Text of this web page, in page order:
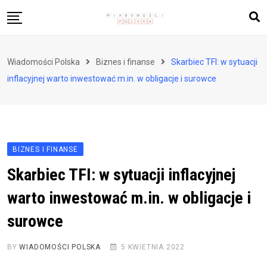
to
Zdrowie i styl życia
Wiadomości Polska Biznes i finanse
Skarbiec TFI: w sytuacji
inflacyjnej warto inwestować m.in. w obligacje i surowce
BIZNES I FINANSE
Skarbiec TFI: w sytuacji inflacyjnej
warto inwestować m.in. w obligacje i
surowce
BYWIADOMOŚCI POLSKA
5 KWIETNIA 2022